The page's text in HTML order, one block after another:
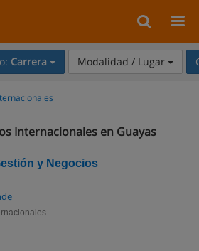
Carrera Modalidad / Lugar
Internacionales en Guayas
y Negocios